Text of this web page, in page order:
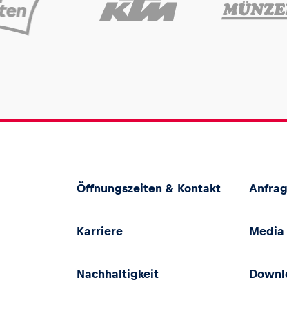
Öffnungszeiten & Kontakt
Karriere Media
Nachhaltigkeit